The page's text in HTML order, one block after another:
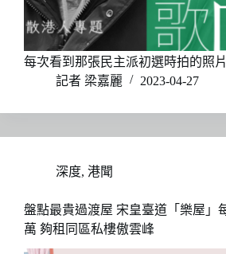
每次看到那張民主派初選時拍的照
記者 梁嘉麗
2023-04-27
深度, 港聞
盤點最貴過渡屋 宋皇臺道「樂屋」
萬 夠租同區私樓傲雲峰